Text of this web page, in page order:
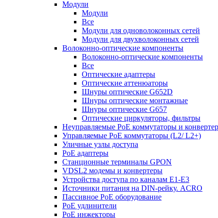
Модули
Модули
Все
Модули для одноволоконных сетей
Модули для двухволоконных сетей
Волоконно-оптические компоненты
Волоконно-оптические компоненты
Все
Оптические адаптеры
Оптические аттенюаторы
Шнуры оптические G652D
Шнуры оптические монтажные
Шнуры оптические G657
Оптические циркуляторы, фильтры
Неуправляемые PoE коммутаторы и
Управляемые PoE коммутаторы (L2/ L2+)
Уличные узлы доступа
PoE адаптеры
Станционные терминалы GPON
VDSL2 модемы и конвертеры
Устройства доступа по каналам E1-E3
Источники питания на DIN-рейку. ACRO
Пассивное PoE оборудование
PoE удлинители
PoE инжекторы